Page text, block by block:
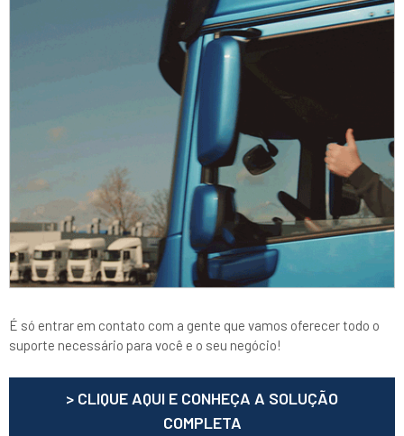
É só entrar em contato com a gente que vamos oferecer todo o
suporte necessário para você e o seu negócio!
> CLIQUE AQUI E CONHEÇA A SOLUÇÃO
COMPLETA